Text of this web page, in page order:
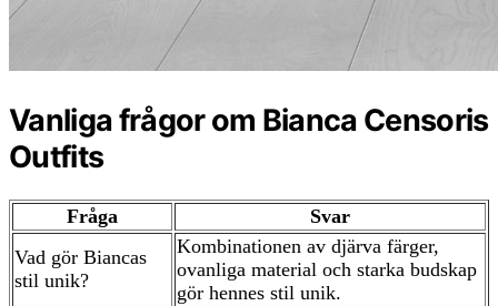
Vanliga frågor om Bianca Censoris
Outfits
Fråga
Svar
Vad gör Biancas
stil unik?
Kombinationen av djärva färger,
ovanliga material och starka budskap
gör hennes stil unik.